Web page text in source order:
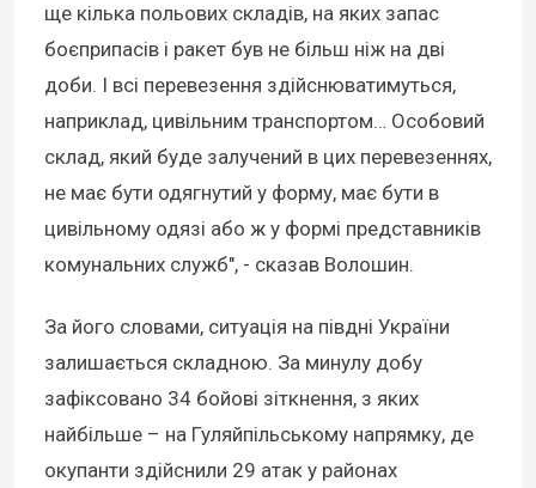
ще кілька польових складів, на яких запас
боєприпасів і ракет був не більш ніж на дві
доби. І всі перевезення здійснюватимуться,
наприклад, цивільним транспортом… Особовий
склад, який буде залучений в цих перевезеннях,
не має бути одягнутий у форму, має бути в
цивільному одязі або ж у формі представників
комунальних служб", - сказав Волошин.
За його словами, ситуація на півдні України
залишається складною. За минулу добу
зафіксовано 34 бойові зіткнення, з яких
найбільше – на Гуляйпільському напрямку, де
окупанти здійснили 29 атак у районах